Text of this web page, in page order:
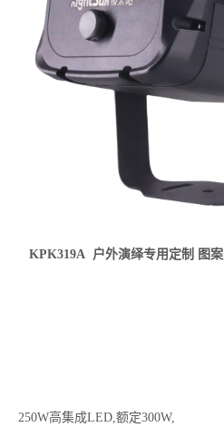
KPK319A 户外演绎专用定制 图案
250W高集成LED,额定300W,